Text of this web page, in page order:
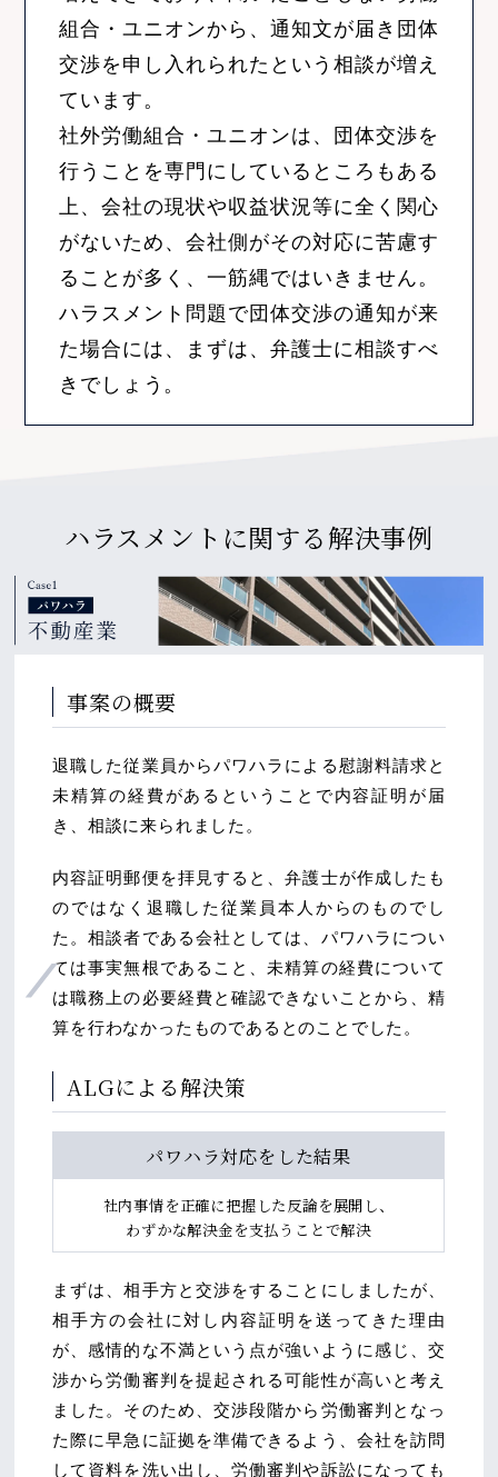
組合・ユニオンから、通知文が届き団体
交渉を申し入れられたという相談が増え
ています。
社外労働組合・ユニオンは、団体交渉を
行うことを専門にしているところもある
上、会社の現状や収益状況等に全く関心
がないため、会社側がその対応に苦慮す
ることが多く、一筋縄ではいきません。
ハラスメント問題で団体交渉の通知が来
た場合には、まずは、弁護士に相談すべ
きでしょう。
ハラスメントに関する解決事例
事案の概要
退職した従業員からパワハラによる慰謝料請求と
未精算の経費があるということで内容証明が届
き、相談に来られました。
内容証明郵便を拝見すると、弁護士が作成したも
のではなく退職した従業員本人からのものでし
た。相談者である会社としては、パワハラについ
ては事実無根であること、未精算の経費について
は職務上の必要経費と確認できないことから、精
算を行わなかったものであるとのことでした。
ALGによる解決策
パワハラ対応をした結果
社内事情を正確に把握した反論を展開し、
わずかな解決金を支払うことで解決
まずは、相手方と交渉をすることにしましたが、
相手方の会社に対し内容証明を送ってきた理由
が、感情的な不満という点が強いように感じ、交
渉から労働審判を提起される可能性が高いと考え
ました。そのため、交渉段階から労働審判となっ
た際に早急に証拠を準備できるよう、会社を訪問
して資料を洗い出し、労働審判や訴訟になっても